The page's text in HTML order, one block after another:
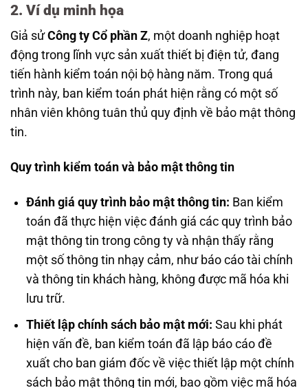
2. Ví dụ minh họa
Giả sửCông ty Cổ phần Z, một doanh nghiệp hoạt
động trong lĩnh vực sản xuất thiết bị điện tử, đang
tiến hành kiểm toán nội bộ hàng năm. Trong quá
trình này, ban kiểm toán phát hiện rằng có một số
nhân viên không tuân thủ quy định về bảo mật thông
tin.
Quy trình kiểm toán và bảo mật thông tin
Đánh giá quy trình bảo mật thông tin: Ban kiểm
toán đã thực hiện việc đánh giá các quy trình bảo
mật thông tin trong công ty và nhận thấy rằng
một số thông tin nhạy cảm, như báo cáo tài chính
và thông tin khách hàng, không được mã hóa khi
lưu trữ.
Thiết lập chính sách bảo mật mới: Sau khi phát
hiện vấn đề, ban kiểm toán đã lập báo cáo đề
xuất cho ban giám đốc về việc thiết lập một chính
sách bảo mật thông tin mới, bao gồm việc mã hóa